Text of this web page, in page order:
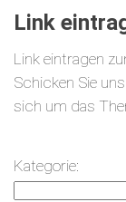
Link
Link eintragen
Schicken Sie
sich um das
Kategorie: